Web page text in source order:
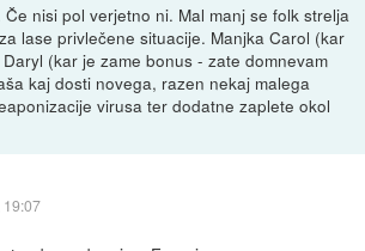
nisi pol verjetno ni. Mal manj se folk strelja
lase privlečene situacije. Manjka Carol (kar
(kar je zame bonus - zate domnevam
kaj dosti novega, razen nekaj malega
virusa ter dodatne zaplete okol
19:07